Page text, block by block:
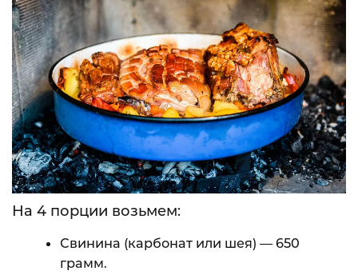
На 4 порции возьмем:
Свинина (карбонат или шея) — 650
грамм.